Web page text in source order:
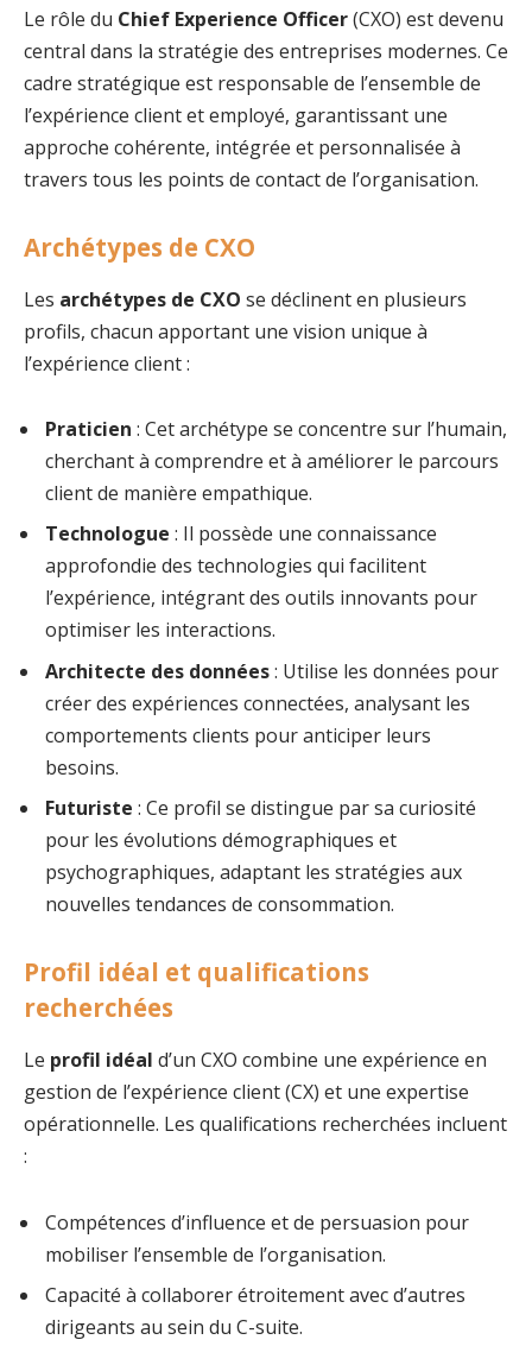
Le rôle du Chief Experience Officer(CXO) est devenu
central dans la stratégie des entreprises modernes. Ce
cadre stratégique est responsable de l’ensemble de
l’expérience client et employé, garantissant une
approche cohérente, intégrée et personnalisée à
travers tous les points de contact de l’organisation.
Archétypes de CXO
Les archétypes de CXO se déclinent en plusieurs
profils, chacun apportant une vision unique à
l’expérience client :
Praticien : Cet archétype se concentre sur l’humain,
cherchant à comprendre et à améliorer le parcours
client de manière empathique.
Technologue : Il possède une connaissance
approfondie des technologies qui facilitent
l’expérience, intégrant des outils innovants pour
optimiser les interactions.
Architecte des données: Utilise les données pour
créer des expériences connectées, analysant les
comportements clients pour anticiper leurs
besoins.
Futuriste : Ce profil se distingue par sa curiosité
pour les évolutions démographiques et
psychographiques, adaptant les stratégies aux
nouvelles tendances de consommation.
Profil idéal et qualifications
recherchées
Le profil idéal d’un CXO combine une expérience en
gestion de l’expérience client (CX) et une expertise
opérationnelle. Les qualifications recherchées incluent
:
Compétences d’influence et de persuasion pour
mobiliser l’ensemble de l’organisation.
Capacité à collaborer étroitement avec d’autres
dirigeants au sein du C-suite.